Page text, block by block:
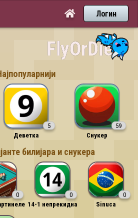
 Логин
5
Деветка
59
Снукер
билијара и снукера
0
0
14-1 непрекидна
0
Sinuca